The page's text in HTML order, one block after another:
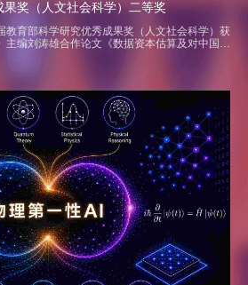
奖（人文社会科学）二等奖
教育部科学研究优秀成果奖（人文社会科学）获
主编刘涛雄合作论文《数据资本估算及对中国经
的视角》（作者：刘涛雄，戎珂，张亚迪，发
年第10期）、执行主编李帮喜合作论文《中